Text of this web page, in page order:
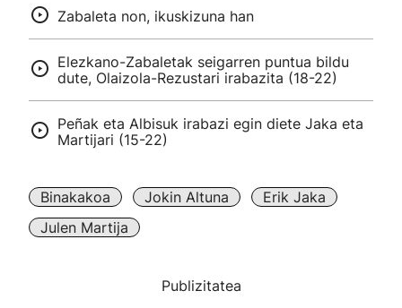
Zabaleta non, ikuskizuna han
Elezkano-Zabaletak seigarren puntua bildu
dute, Olaizola-Rezustari irabazita (18-22)
Peñak eta Albisuk irabazi egin diete Jaka eta
Martijari (15-22)
Binakakoa Jokin Altuna
Erik Jaka
Julen Martija
Publizitatea